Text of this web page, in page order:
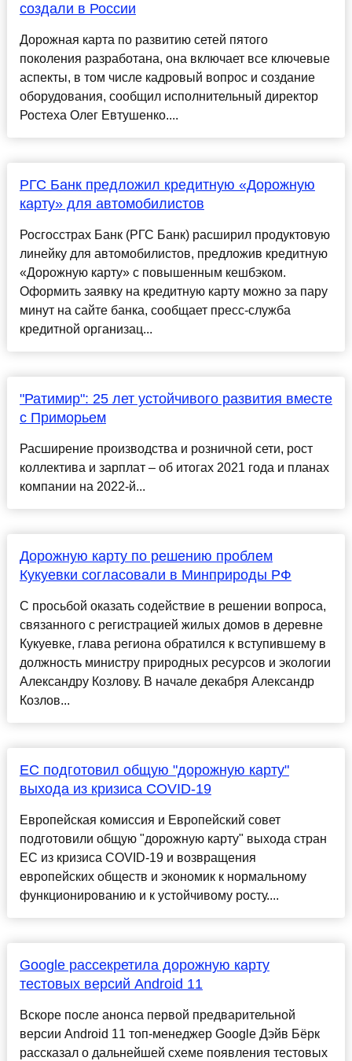
создали в России
Дорожная карта по развитию сетей пятого
поколения разработана, она включает все ключевые
аспекты, в том числе кадровый вопрос и создание
оборудования, сообщил исполнительный директор
Ростеха Олег Евтушенко....
​РГС Банк предложил кредитную «Дорожную
карту» для автомобилистов
Росгосстрах Банк (РГС Банк) расширил продуктовую
линейку для автомобилистов, предложив кредитную
«Дорожную карту» с повышенным кешбэком.
Оформить заявку на кредитную карту можно за пару
минут на сайте банка, сообщает пресс-служба
кредитной организац...
"Ратимир": 25 лет устойчивого развития вместе
с Приморьем
Расширение производства и розничной сети, рост
коллектива и зарплат – об итогах 2021 года и планах
компании на 2022-й...
Дорожную карту по решению проблем
Кукуевки согласовали в Минприроды РФ
С просьбой оказать содействие в решении вопроса,
связанного с регистрацией жилых домов в деревне
Кукуевке, глава региона обратился к вступившему в
должность министру природных ресурсов и экологии
Александру Козлову. В начале декабря Александр
Козлов...
ЕС подготовил общую "дорожную карту"
выхода из кризиса COVID-19
Европейская комиссия и Европейский совет
подготовили общую "дорожную карту" выхода стран
ЕС из кризиса COVID-19 и возвращения
европейских обществ и экономик к нормальному
функционированию и к устойчивому росту....
Google рассекретила дорожную карту
тестовых версий Android 11
Вскоре после анонса первой предварительной
версии Android 11 топ-менеджер Google Дэйв Бёрк
рассказал о дальнейшей схеме появления тестовых